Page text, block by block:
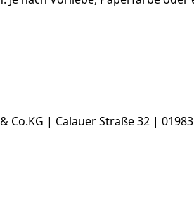
& Co.KG | Calauer Straße 32 |